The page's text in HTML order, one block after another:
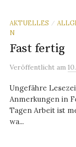
AKTUELLES /
N
Fast fertig
Veröffentlicht am
Ungefähre
Anmerkungen in
Tagen Arbeit ist
wa...